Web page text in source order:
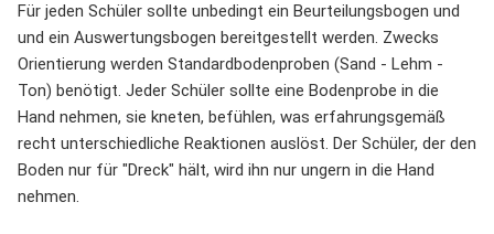
Für jeden Schüler sollte unbedingt ein Beurteilungsbogen und
und ein Auswertungsbogen bereitgestellt werden. Zwecks
Orientierung werden Standardbodenproben (Sand - Lehm -
Ton) benötigt. Jeder Schüler sollte eine Bodenprobe in die
Hand nehmen, sie kneten, befühlen, was erfahrungsgemäß
recht unterschiedliche Reaktionen auslöst. Der Schüler, der den
Boden nur für "Dreck" hält, wird ihn nur ungern in die Hand
nehmen.